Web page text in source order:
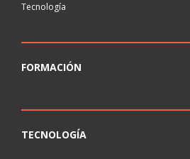
Tecnología
FORMACIÓN
TECNOLOGÍA